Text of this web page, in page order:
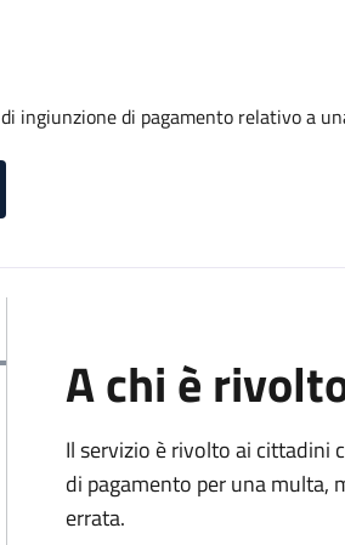
ingiunzione di pagamento relativo a
A chi è
Il servizio è rivolto ai cittadini
di pagamento per una multa,
errata.